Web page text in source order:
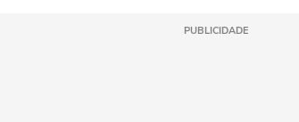
PUBLICIDADE